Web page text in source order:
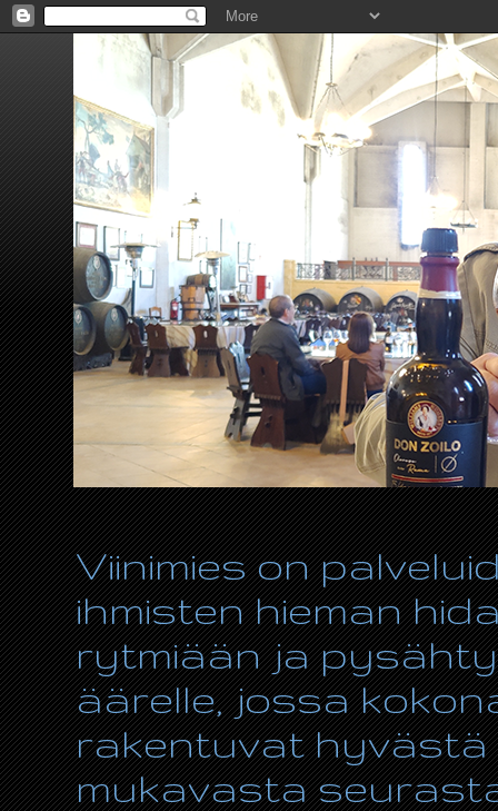
Viinimies on
ihmisten hieman
rytmiään ja
äärelle, jossa
rakentuvat hyvästä
mukavasta